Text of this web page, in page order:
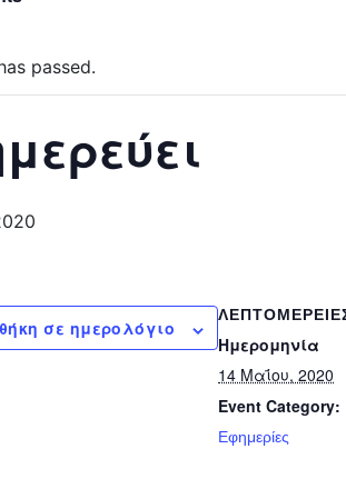
passed.
σε ημερολόγιο
Ημερομηνία
14 Μαΐου, 2020
Event Category:
Εφημερίες